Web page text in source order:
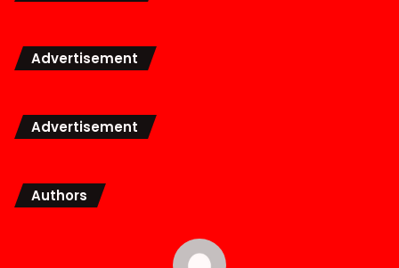
Advertisement
Advertisement
Authors